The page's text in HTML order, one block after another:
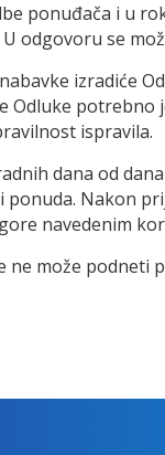
ponuđača i u
odgovoru se
izradiće
ispravila.
dana od
Nakon
navedenim
ne može podneti